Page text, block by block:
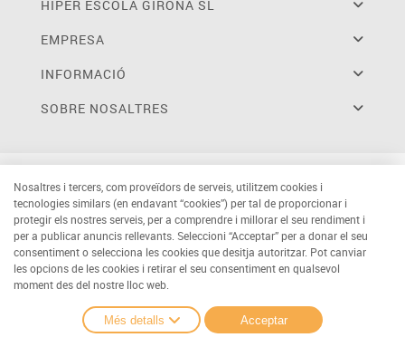
HIPER ESCOLA GIRONA SL
EMPRESA
INFORMACIÓ
SOBRE NOSALTRES
Nosaltres i tercers, com proveïdors de serveis, utilitzem cookies i
tecnologies similars (en endavant “cookies”) per tal de proporcionar i
protegir els nostres serveis, per a comprendre i millorar el seu rendiment i
per a publicar anuncis rellevants. Seleccioni “Acceptar” per a donar el seu
consentiment o selecciona les cookies que desitja autoritzar. Pot canviar
les opcions de les cookies i retirar el seu consentiment en qualsevol
moment des del nostre lloc web.
Més detalls Acceptar